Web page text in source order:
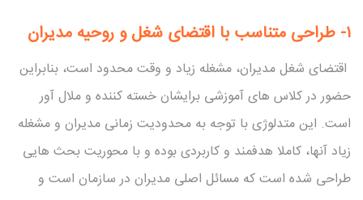
۱- طراحی متناسب با اقتضای شغل و روحیه مدیران
اقتضای شغل مدیران، مشغله زیاد و وقت محدود است، بنابراین
حضور در کلاس های آموزشی برایشان خسته کننده و ملال آور
است. این متدلوژی با توجه به محدودیت زمانی مدیران و مشغله
زیاد آنها، کاملا هدفمند و کاربردی بوده و با محوریت بحث هایی
طراحی شده است که مسائل اصلی مدیران در سازمان است و